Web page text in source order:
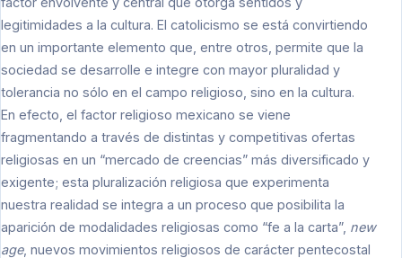
legitimidades a la cultura. El catolicismo se está convirtiendo
en un importante elemento que, entre otros, permite que la
sociedad se desarrolle e integre con mayor pluralidad y
tolerancia no sólo en el campo religioso, sino en la cultura.
En efecto, el factor religioso mexicano se viene
fragmentando a través de distintas y competitivas ofertas
religiosas en un “mercado de creencias” más diversificado y
exigente; esta pluralización religiosa que experimenta
nuestra realidad se integra a un proceso que posibilita la
aparición de modalidades religiosas como “fe a la carta”, new
age, nuevos movimientos religiosos de carácter pentecostal